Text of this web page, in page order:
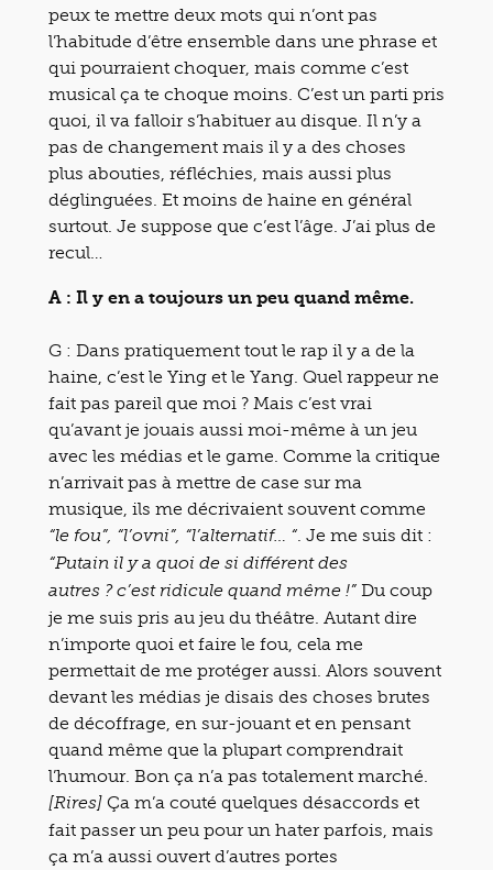
peux te mettre deux mots qui n’ont pas
l’habitude d’être ensemble dans une phrase et
qui pourraient choquer, mais comme c’est
musical ça te choque moins. C’est un parti pris
quoi, il va falloir s’habituer au disque. Il n’y a
pas de changement mais il y a des choses
plus abouties, réfléchies, mais aussi plus
déglinguées. Et moins de haine en général
surtout. Je suppose que c’est l’âge. J’ai plus de
recul…
A : Il y en a toujours un peu quand même.
G : Dans pratiquement tout le rap il y a de la
haine, c’est le Ying et le Yang. Quel rappeur ne
fait pas pareil que moi ? Mais c’est vrai
qu’avant je jouais aussi moi-même à un jeu
avec les médias et le game. Comme la critique
n’arrivait pas à mettre de case sur ma
musique, ils me décrivaient souvent comme
“le fou”, “l’ovni”, “l’alternatif… “ . Je me suis dit :
“Putain il y a quoi de si différent des
autres ? c’est ridicule quand même !” Du coup
je me suis pris au jeu du théâtre. Autant dire
n’importe quoi et faire le fou, cela me
permettait de me protéger aussi. Alors souvent
devant les médias je disais des choses brutes
de décoffrage, en sur-jouant et en pensant
quand même que la plupart comprendrait
l’humour. Bon ça n’a pas totalement marché.
[Rires] Ça m’a couté quelques désaccords et
fait passer un peu pour un hater parfois, mais
ça m’a aussi ouvert d’autres portes